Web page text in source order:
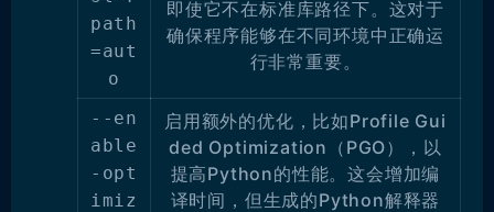
path
=aut
o
即使它不在标准库路径下。这对于
确保程序能够在不同环境中正确运
行非常重要。
--en
able
-opt
imiz
启用额外的优化，比如Profile Gui
ded Optimization（PGO），以
提高Python的性能。这会增加编
译时间，但生成的Python解释器